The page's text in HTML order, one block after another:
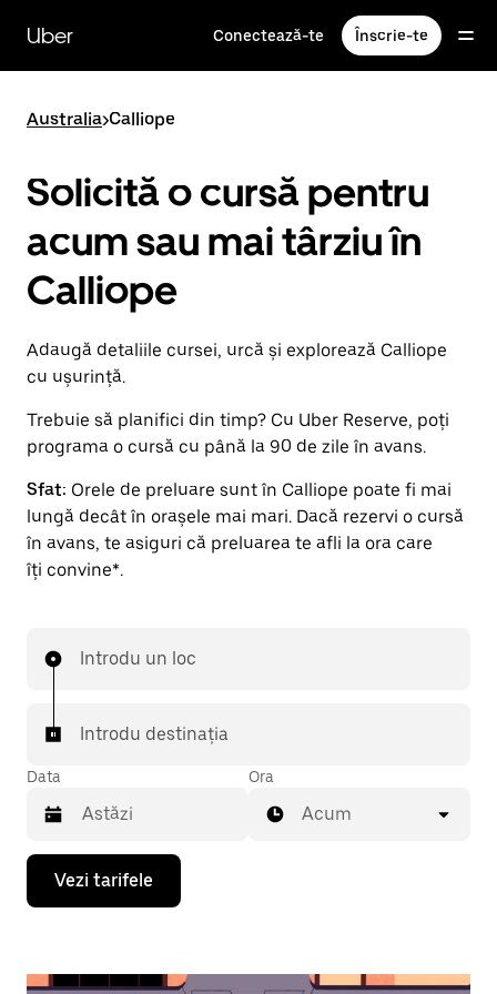
direct
conținutul
principal
Uber Conectează-te Înscrie-te
Australia>Calliope
Solicită o cursă pentru
acum sau mai târziu în
Calliope
Adaugă detaliile cursei, urcă și explorează Calliope
cu ușurință.
Trebuie să planifici din timp? Cu Uber Reserve, poți
programa o cursă cu până la 90 de zile în avans.
Sfat: Orele de preluare sunt în Calliope poate fi mai
lungă decât în orașele mai mari. Dacă rezervi o cursă
în avans, te asiguri că preluarea te afli la ora care
îți convine*.
Introdu un loc
Introdu destinația
Data
Pentru
deschide
selecta
Ora
Acum
Vezi tarifele